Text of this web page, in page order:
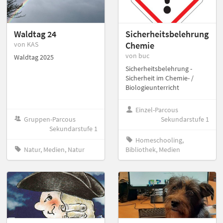
Waldtag 24
von KAS
Waldtag 2025
Gruppen-Parcous
Sekundarstufe 1
Natur, Medien, Natur
Sicherheitsbelehrung
Chemie
von buc
Sicherheitsbelehrung -
Sicherheit im Chemie- /
Biologieunterricht
Einzel-Parcous
Sekundarstufe 1
Homeschooling,
Bibliothek, Medien